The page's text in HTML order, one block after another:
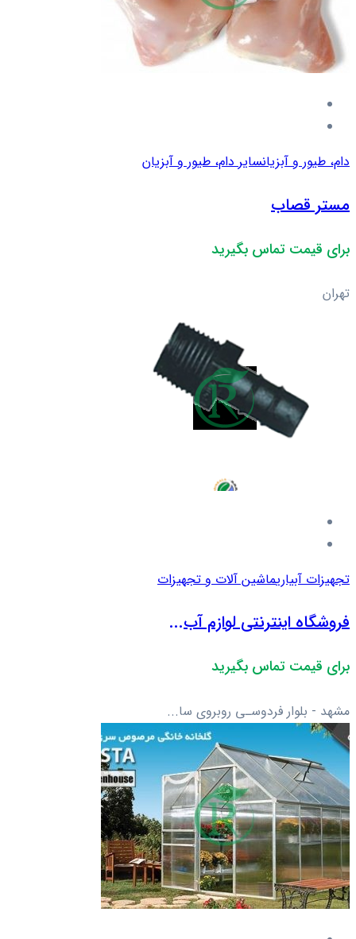
دام، طیور و آبزیانسایر دام، طیور و آبزیان
مستر قصاب
برای قیمت تماس بگیرید
تهران
تجهیزات آبیاریماشین آلات و تجهیزات
فروشگاه اینترنتی لوازم آب...
برای قیمت تماس بگیرید
مشهد - بلوار فردوسـی روبروی سا...